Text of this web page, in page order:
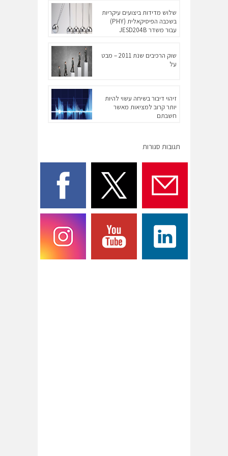
שלוש מדידות ביצועים עיקריות
בשכבה הפיסיקאלית (PHY)
עבור משדר JESD204B
שוק הרכיבים שנת 2011 – מבט
על
זיהוי דיבור בשיחה עשוי להיות
יותר קרוב למציאות מאשר
חשבתם
תגובות סגורות